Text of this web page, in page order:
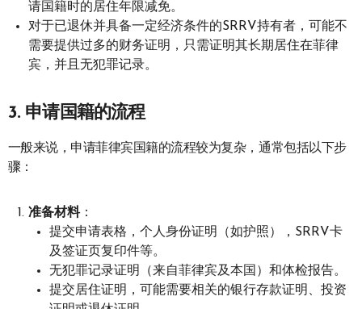
请国籍时的居住年限减免。
对于已退休并具备一定经济条件的SRRV持有者，可能不
需要提供过多的财务证明，只需证明其长期居住在菲律
宾，并且无犯罪记录。
3. 申请国籍的流程
一般来说，申请菲律宾国籍的流程较为复杂，通常包括以下步
骤：
准备材料：
提交申请表格，个人身份证明（如护照），SRRV卡
及签证页复印件等。
无犯罪记录证明（来自菲律宾及本国）和体检报告。
提交居住证明，可能需要相关的银行存款证明、投资